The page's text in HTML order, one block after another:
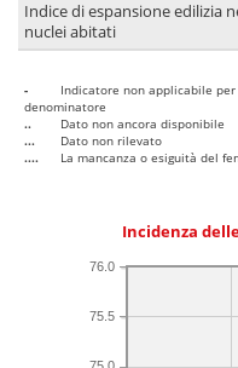
Indice di espansione edilizia
nuclei abitati
-
Indicatore non applicabile
denominatore
..
Dato non ancora disponibile
...
Dato non rilevato
....
La mancanza o esiguità del
Incidenza
75.5
76.0